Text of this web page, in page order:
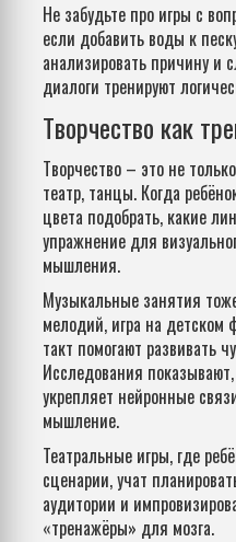
Не забудьте про игры с
если добавить воды к
анализировать причину и
диалоги тренируют
Творчество как
Творчество – это не
театр, танцы. Когда
цвета подобрать, какие
упражнение для
мышления.
Музыкальные занятия
мелодий, игра на детском
такт помогают развивать
Исследования
укрепляет нейронные
мышление.
Театральные игры, где
сценарии, учат
аудитории и
«тренажёры» для мозга.